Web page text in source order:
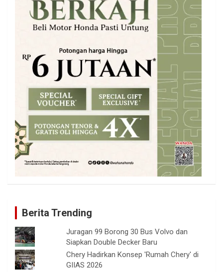
Berita Trending
Juragan 99 Borong 30 Bus Volvo dan
Siapkan Double Decker Baru
Chery Hadirkan Konsep 'Rumah Chery' di
GIIAS 2026